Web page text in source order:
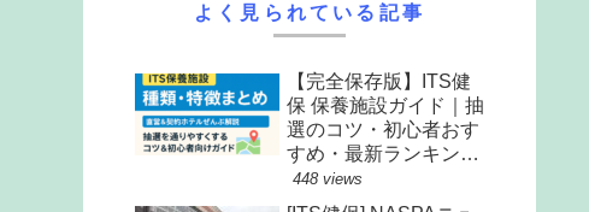
よく見られている記事
【完全保存版】ITS健
保 保養施設ガイド｜抽
選のコツ・初心者おす
すめ・最新ランキング
まで全解説
448 views